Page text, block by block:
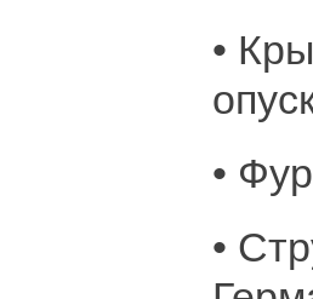
•
•
•